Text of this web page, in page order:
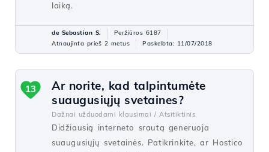
laiką.
de Sebastian S.
Peržiūros 6187
Atnaujinta prieš 2 metus
Paskelbta: 11/07/2018
Ar norite, kad talpintumėte
suaugusiųjų svetaines?
Dažnai užduodami klausimai / Atsitiktinis
Didžiausią interneto srautą generuoja
suaugusiųjų svetainės. Patikrinkite, ar Hostico
13